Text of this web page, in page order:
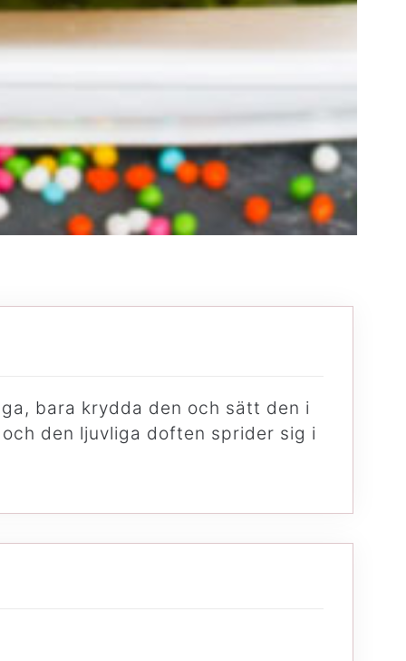
bara krydda den och sätt den i
den ljuvliga doften sprider sig i